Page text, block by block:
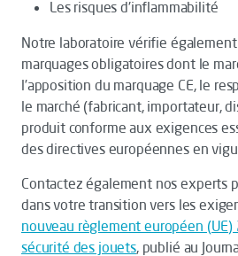
Les risques d'inflammabilité
Notre laboratoire vérifie
marquages obligatoires dont le
l’apposition du marquage CE, le
le marché (fabricant, importateur,
produit conforme aux exigences
des directives européennes en
Contactez également nos experts
dans votre transition vers les
nouveau règlement européen
sécurité des jouets, publié au